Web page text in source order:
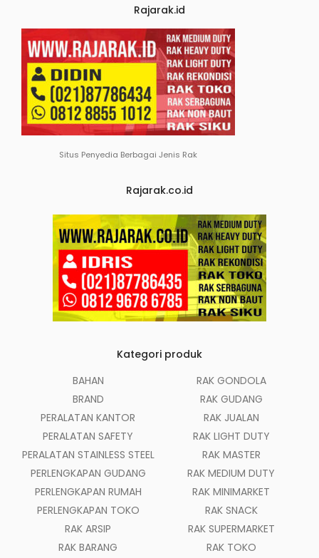
Rajarak.id
Situs Penyedia Berbagai Jenis Rak
Rajarak.co.id
Kategori produk
BAHAN
BRAND
PERALATAN KANTOR
PERALATAN SAFETY
PERALATAN STAINLESS STEEL
PERLENGKAPAN GUDANG
PERLENGKAPAN RUMAH
PERLENGKAPAN TOKO
RAK ARSIP
RAK BARANG
RAK GONDOLA
RAK GUDANG
RAK JUALAN
RAK LIGHT DUTY
RAK MASTER
RAK MEDIUM DUTY
RAK MINIMARKET
RAK SNACK
RAK SUPERMARKET
RAK TOKO